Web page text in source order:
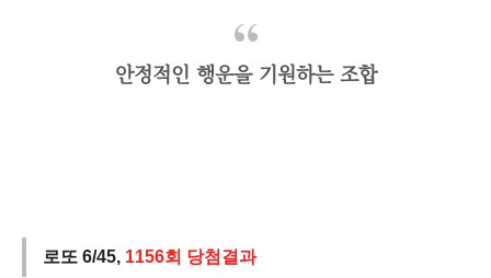
안정적인 행운을 기원하는 조합
로또 6/45, 1156회 당첨결과